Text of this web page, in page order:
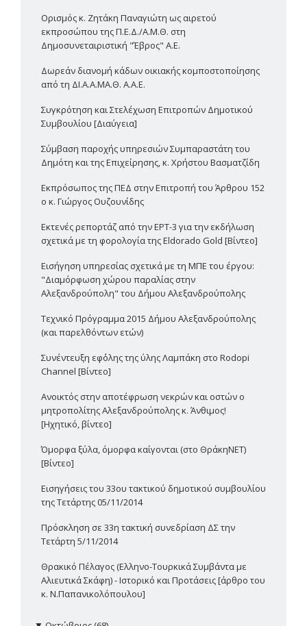
Ορισμός κ. Ζητάκη Παναγιώτη ως αιρετού
εκπροσώπου της Π.Ε.Δ./Α.Μ.Θ. στη
Δημοσυνεταιριστική "Έβρος" Α.Ε.
Δωρεάν διανομή κάδων οικιακής κομποστοποίησης
από τη ΔΙ.Α.Α.ΜΑ.Θ. Α.Α.Ε.
Συγκρότηση και Στελέχωση Επιτροπών Δημοτικού
Συμβουλίου [Διαύγεια]
Σύμβαση παροχής υπηρεσιών Συμπαραστάτη του
Δημότη και της Επιχείρησης, κ. Χρήστου Βασματζίδη
Εκπρόσωπος της ΠΕΔ στην Επιτροπή του Άρθρου 152
ο κ. Γιώργος Ουζουνίδης
Εκτενές ρεπορτάζ από την ΕΡΤ-3 για την εκδήλωση
σχετικά με τη φορολογία της Eldorado Gold [Βίντεο]
Εισήγηση υπηρεσίας σχετικά με τη ΜΠΕ του έργου:
"Διαμόρφωση χώρου παραλίας στην
Αλεξανδρούπολη" του Δήμου Αλεξανδρούπολης
Τεχνικό Πρόγραμμα 2015 Δήμου Αλεξανδρούπολης
(και παρελθόντων ετών)
Συνέντευξη εφ΄όλης της ύλης Λαμπάκη στο Rodopi
Channel [Βίντεο]
Ανοικτός στην αποτέφρωση νεκρών και οστών ο
μητροπολίτης Αλεξανδρούπολης κ. Άνθιμος!
[Ηχητικό, βίντεο]
Όμορφα ξύλα, όμορφα καίγονται (στο ΘράκηΝΕΤ)
[Βίντεο]
Εισηγήσεις του 33ου τακτικού δημοτικού συμβουλίου
της Τετάρτης 05/11/2014
Πρόσκληση σε 33η τακτική συνεδρίαση ΔΣ την
Τετάρτη 5/11/2014
Θρακικό Πέλαγος (Ελληνο-Τουρκικά Συμβάντα με
Αλιευτικά Σκάφη) - Ιστορικό και Προτάσεις [άρθρο του
κ. Ν.Παπανικολόπουλου]